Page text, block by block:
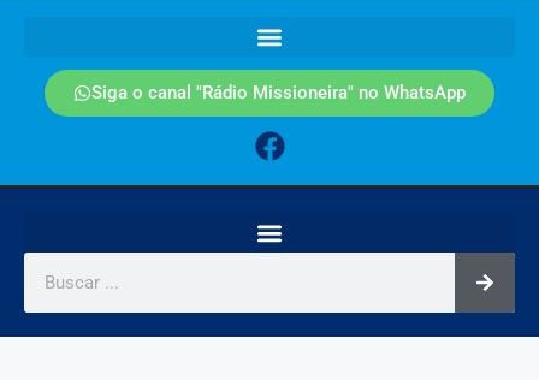
Siga o canal "Rádio Missioneira" no WhatsApp